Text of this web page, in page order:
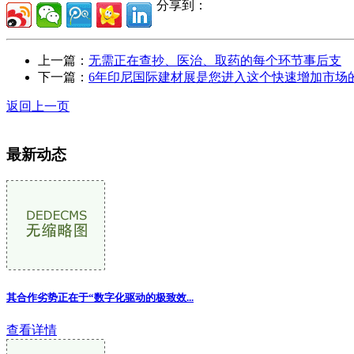
分享到：
上一篇： 无需正在查抄、医治、取药的每个环节事后支
下一篇： 6年印尼国际建材展是您进入这个快速增加市场
返回上一页
最新动态
其合作劣势正在于“数字化驱动的极致效...
查看详情